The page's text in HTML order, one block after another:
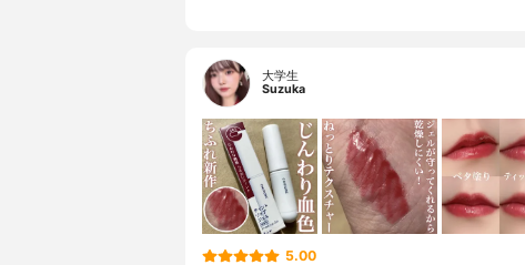
大学生
Suzuka
5.00